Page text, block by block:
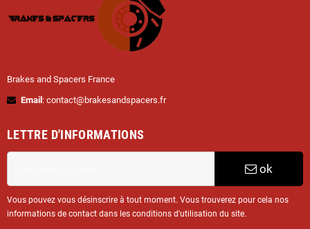
Brakes and Spacers France
Email : contact@brakesandspacers.fr
LETTRE D'INFORMATIONS
ok
Vous pouvez vous désinscrire à tout moment. Vous trouverez pour cela nos
informations de contact dans les conditions d'utilisation du site.